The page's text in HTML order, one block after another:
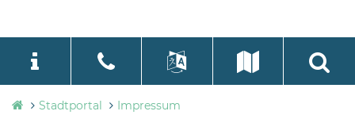
Stadtverwaltung
language
Select Language
Stadtportal Impressum